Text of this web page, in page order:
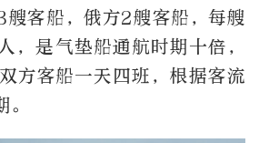
艘客船，俄方2艘客船，每艘
，是气垫船通航时期十倍，
方客船一天四班，根据客流